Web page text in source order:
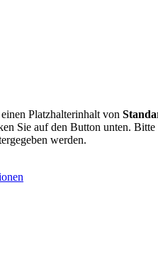
einen Platzhalterinhalt von
Sie auf den Button unten. Bitte
werden.